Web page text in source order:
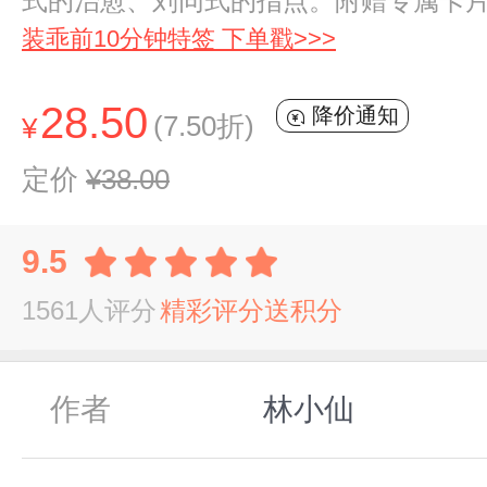
装乖前10分钟特签 下单戳>>>
¥28.50 (7.50折) 降价通知
定价 ¥38.00
9.5
1561人评分精彩评分送积分
作者 林小仙